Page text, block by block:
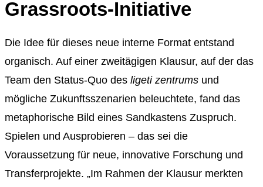
Grassroots-Initiative
Die Idee für dieses neue interne Format entstand
organisch. Auf einer zweitägigen Klausur, auf der das
Team den Status-Quo des ligeti zentrums und
mögliche Zukunftsszenarien beleuchtete, fand das
metaphorische Bild eines Sandkastens Zuspruch.
Spielen und Ausprobieren – das sei die
Voraussetzung für neue, innovative Forschung und
Transferprojekte. „Im Rahmen der Klausur merkten